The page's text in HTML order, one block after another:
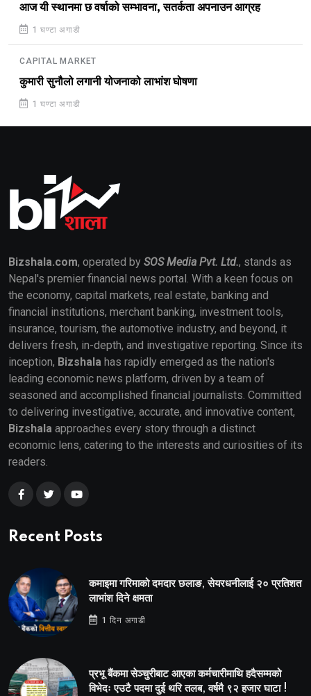
आज यी स्थानमा छ वर्षाको सम्भावना, सतर्कता अपनाउन आग्रह
1 घण्टा अगाडी
CAPITAL MARKET
कुमारी सुनौलो लगानी योजनाको लाभांश घोषणा
1 घण्टा अगाडी
Bizshala.com, operated by SOS Media Pvt. Ltd., stands as
Nepal's premier financial news portal. With a keen focus on
the economy, capital markets, real estate, banking and
financial institutions, merchant banking, investment tools,
insurance, tourism, the automotive industry, and beyond, it
delivers fresh, in-depth, and investigative reporting. Since its
inception, Bizshala has rapidly emerged as the nation's
leading economic news platform, driven by a team of
seasoned and accomplished financial journalists. Committed
to delivering investigative, accurate, and innovative content,
Bizshala approaches every story through a distinct
economic lens, catering to the interests and curiosities of its
readers.
Recent Posts
कमाइमा गरिमाको दमदार छलाङ, सेयरधनीलाई २० प्रतिशत
लाभांश दिने क्षमता
1 दिन अगाडी
प्रभू बैंकमा सेञ्चुरीबाट आएका कर्मचारीमाथि हदैसम्मको
विभेदः एउटै पदमा दुई थरि तलब, वर्षमै ९२ हजार घाटा !